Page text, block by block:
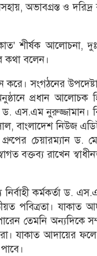
অভাবগ্রস্ত ও দরিদ্র
শীর্ষক আলোচনা,
কথা বলেন।
সংগঠনের
প্রধান আলোচক
ড. এস.এম নুরুজ্জামান।
বাংলাদেশ নিউজ
চেয়ারম্যান ড.
বক্তব্য রাখেন
কর্মকর্তা ড.
পবিত্রতা। যাকাত
তেমনি অন্যদিকে
যাকাত আদায়ের